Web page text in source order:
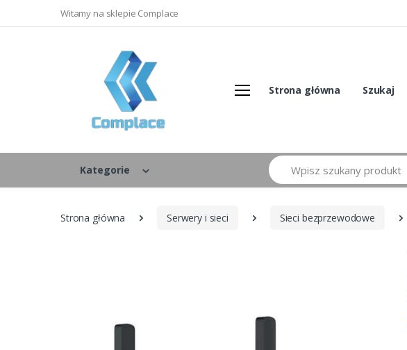
Witamy na sklepie Complace
Strona główna Szukaj
Kategorie
Szukaj
Strona główna Serwery i sieci Sieci bezprzewodowe